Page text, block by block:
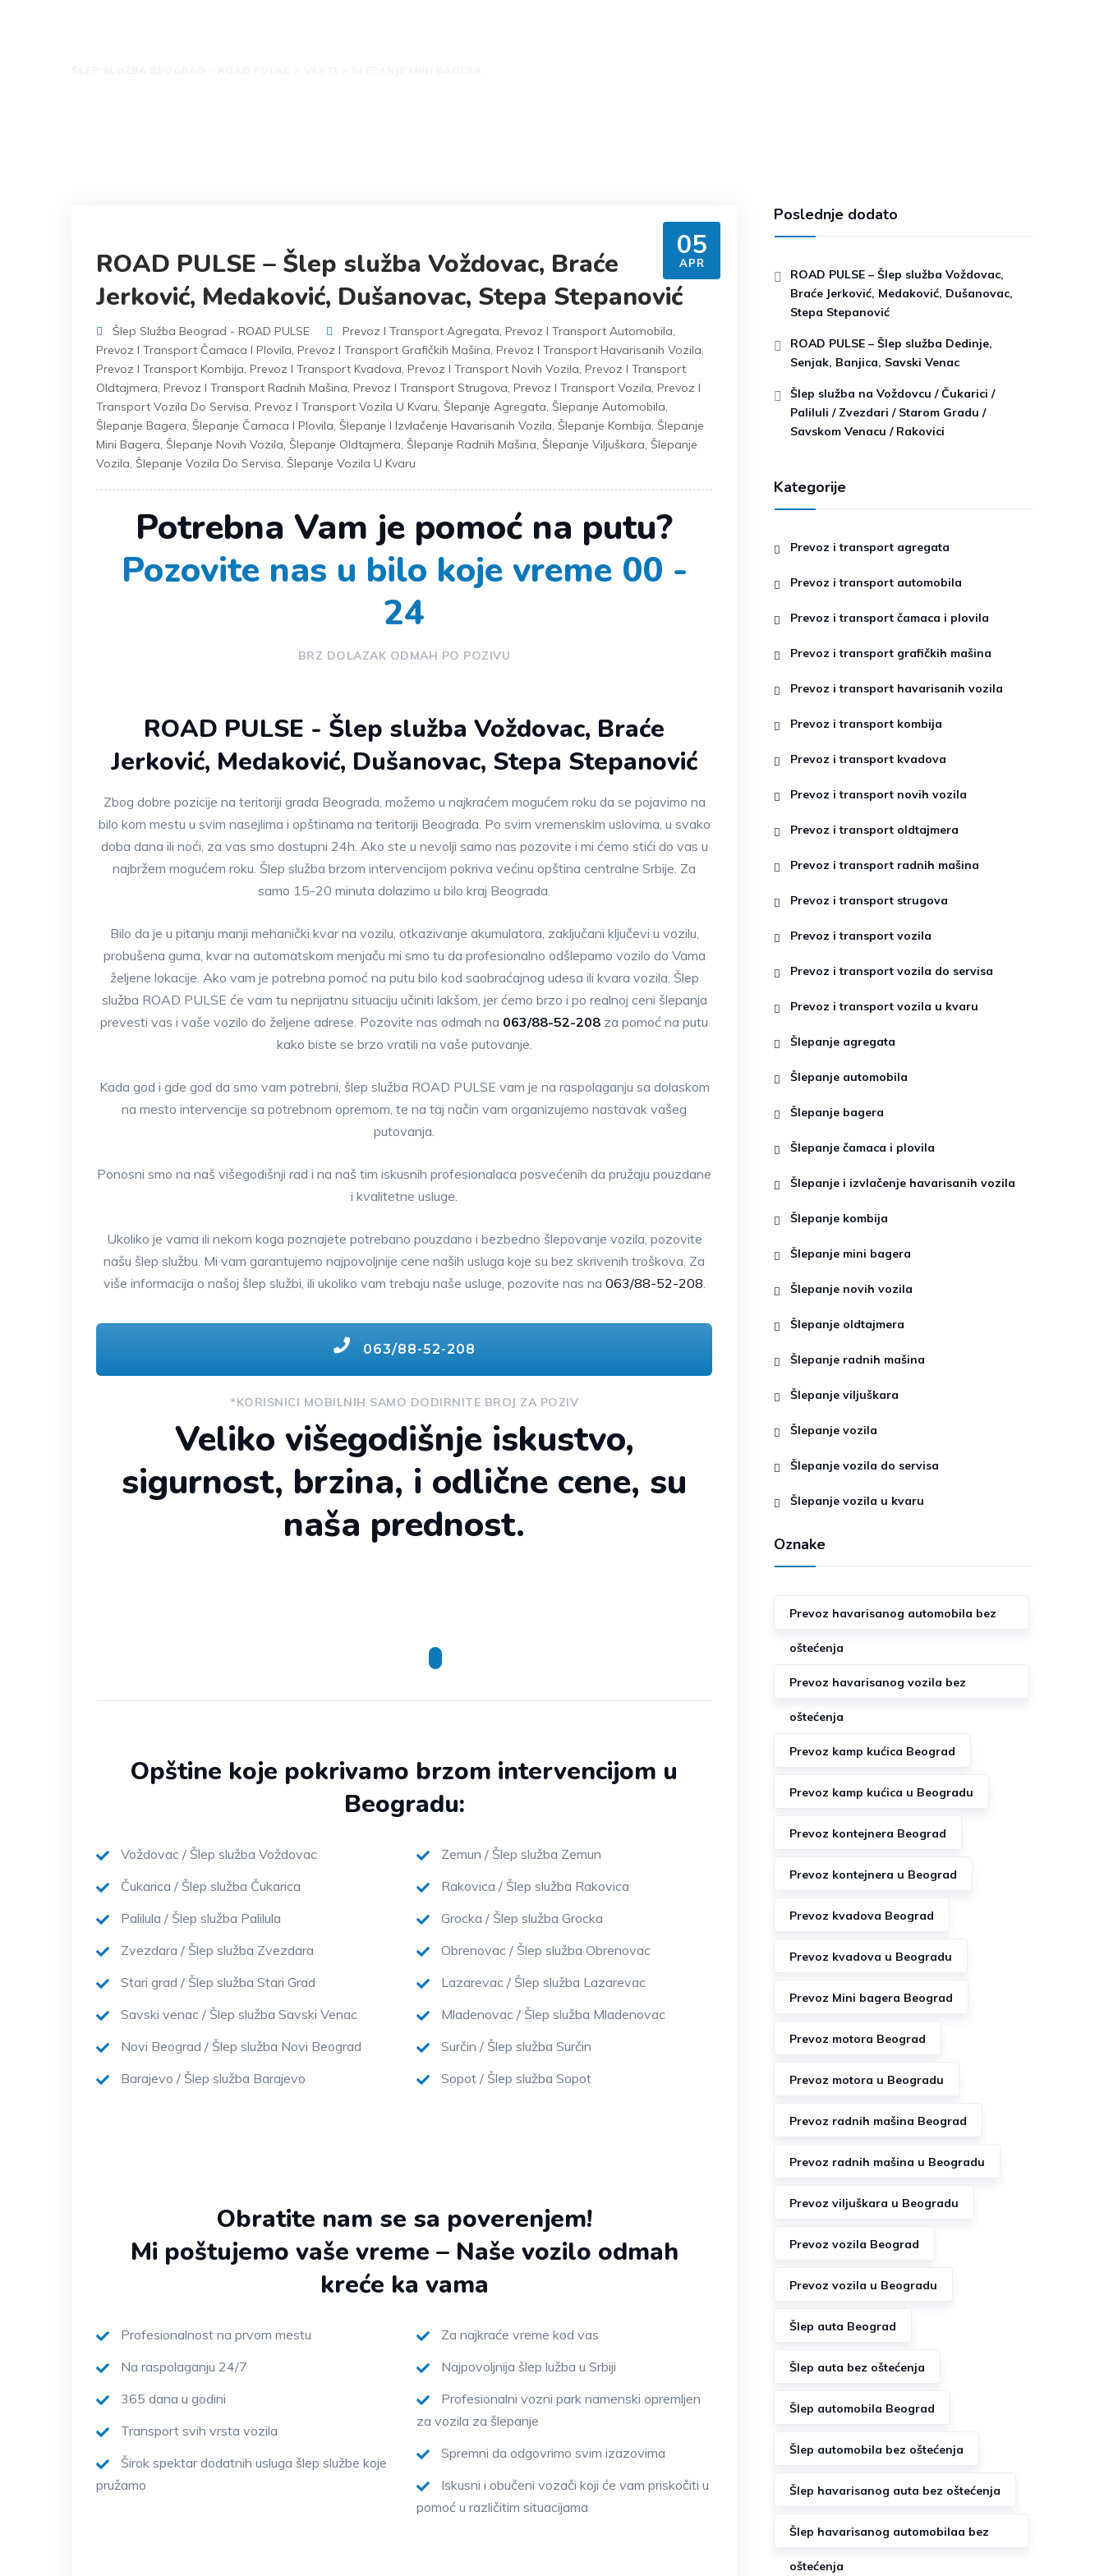
05
APR
ROAD PULSE – Šlep služba Voždovac, Braće
Jerković, Medaković, Dušanovac, Stepa Stepanović
Šlep Služba Beograd - ROAD PULSE Prevoz I Transport Agregata, Prevoz I Transport Automobila,
Prevoz I Transport Čamaca I Plovila, Prevoz I Transport Grafičkih Mašina, Prevoz I Transport Havarisanih Vozila,
Prevoz I Transport Kombija, Prevoz I Transport Kvadova, Prevoz I Transport Novih Vozila, Prevoz I Transport
Oldtajmera, Prevoz I Transport Radnih Mašina, Prevoz I Transport Strugova, Prevoz I Transport Vozila, Prevoz I
Transport Vozila Do Servisa, Prevoz I Transport Vozila U Kvaru, Šlepanje Agregata, Šlepanje Automobila,
Šlepanje Bagera, Šlepanje Čamaca I Plovila, Šlepanje I Izvlačenje Havarisanih Vozila, Šlepanje Kombija, Šlepanje
Mini Bagera, Šlepanje Novih Vozila, Šlepanje Oldtajmera, Šlepanje Radnih Mašina, Šlepanje Viljuškara, Šlepanje
Vozila, Šlepanje Vozila Do Servisa, Šlepanje Vozila U Kvaru
Potrebna Vam je pomoć na putu?
Pozovite nas u bilo koje vreme 00 -
24
BRZ DOLAZAK ODMAH PO POZIVU
ROAD PULSE - Šlep služba Voždovac, Braće
Jerković, Medaković, Dušanovac, Stepa Stepanović
Zbog dobre pozicije na teritoriji grada Beograda, možemo u najkraćem mogućem roku da se pojavimo na
bilo kom mestu u svim nasejlima i opštinama na teritoriji Beograda. Po svim vremenskim uslovima, u svako
doba dana ili noći, za vas smo dostupni 24h. Ako ste u nevolji samo nas pozovite i mi ćemo stići do vas u
najbržem mogućem roku. Šlep služba brzom intervencijom pokriva većinu opština centralne Srbije. Za
samo 15-20 minuta dolazimo u bilo kraj Beograda.
Bilo da je u pitanju manji mehanički kvar na vozilu, otkazivanje akumulatora, zaključani ključevi u vozilu,
probušena guma, kvar na automatskom menjaču mi smo tu da profesionalno odšlepamo vozilo do Vama
željene lokacije. Ako vam je potrebna pomoć na putu bilo kod saobraćajnog udesa ili kvara vozila. Šlep
služba ROAD PULSE će vam tu neprijatnu situaciju učiniti lakšom, jer ćemo brzo i po realnoj ceni šlepanja
prevesti vas i vaše vozilo do željene adrese. Pozovite nas odmah na 063/88-52-208 za pomoć na putu
kako biste se brzo vratili na vaše putovanje.
Kada god i gde god da smo vam potrebni, šlep služba ROAD PULSE vam je na raspolaganju sa dolaskom
na mesto intervencije sa potrebnom opremom, te na taj način vam organizujemo nastavak vašeg
putovanja.
Ponosni smo na naš višegodišnji rad i na naš tim iskusnih profesionalaca posvećenih da pružaju pouzdane
i kvalitetne usluge.
Ukoliko je vama ili nekom koga poznajete potrebano pouzdano i bezbedno šlepovanje vozila, pozovite
našu šlep službu. Mi vam garantujemo najpovoljnije cene naših usluga koje su bez skrivenih troškova. Za
više informacija o našoj šlep službi, ili ukoliko vam trebaju naše usluge, pozovite nas na 063/88-52-208.
063/88-52-208
*KORISNICI MOBILNIH SAMO DODIRNITE BROJ ZA POZIV
Veliko višegodišnje iskustvo,
sigurnost, brzina, i odlične cene, su
naša prednost.
Opštine koje pokrivamo brzom intervencijom u
Beogradu:
Voždovac / Šlep služba Voždovac
Čukarica / Šlep služba Čukarica
Palilula / Šlep služba Palilula
Zvezdara / Šlep služba Zvezdara
Stari grad / Šlep služba Stari Grad
Savski venac / Šlep služba Savski Venac
Novi Beograd / Šlep služba Novi Beograd
Barajevo / Šlep služba Barajevo
Zemun / Šlep služba Zemun
Rakovica / Šlep služba Rakovica
Grocka / Šlep služba Grocka
Obrenovac / Šlep služba Obrenovac
Lazarevac / Šlep služba Lazarevac
Mladenovac / Šlep služba Mladenovac
Surčin / Šlep služba Surčin
Sopot / Šlep služba Sopot
Obratite nam se sa poverenjem!
Mi poštujemo vaše vreme – Naše vozilo odmah
kreće ka vama
Profesionalnost na prvom mestu
Na raspolaganju 24/7
365 dana u godini
Transport svih vrsta vozila
Širok spektar dodatnih usluga šlep službe koje
pružamo
Za najkraće vreme kod vas
Najpovoljnija šlep lužba u Srbiji
Profesionalni vozni park namenski opremljen
za vozila za šlepanje
Spremni da odgovrimo svim izazovima
Iskusni i obučeni vozači koji će vam priskočiti u
pomoć u različitim situacijama
Poslednje dodato
ROAD PULSE – Šlep služba Voždovac,
Braće Jerković, Medaković, Dušanovac,
Stepa Stepanović
ROAD PULSE – Šlep služba Dedinje,
Senjak, Banjica, Savski Venac
Šlep služba na Voždovcu / Čukarici /
Paliluli / Zvezdari / Starom Gradu /
Savskom Venacu / Rakovici
Kategorije
Prevoz i transport agregata
Prevoz i transport automobila
Prevoz i transport čamaca i plovila
Prevoz i transport grafičkih mašina
Prevoz i transport havarisanih vozila
Prevoz i transport kombija
Prevoz i transport kvadova
Prevoz i transport novih vozila
Prevoz i transport oldtajmera
Prevoz i transport radnih mašina
Prevoz i transport strugova
Prevoz i transport vozila
Prevoz i transport vozila do servisa
Prevoz i transport vozila u kvaru
Šlepanje agregata
Šlepanje automobila
Šlepanje bagera
Šlepanje čamaca i plovila
Šlepanje i izvlačenje havarisanih vozila
Šlepanje kombija
Šlepanje mini bagera
Šlepanje novih vozila
Šlepanje oldtajmera
Šlepanje radnih mašina
Šlepanje viljuškara
Šlepanje vozila
Šlepanje vozila do servisa
Šlepanje vozila u kvaru
Oznake
Prevoz havarisanog automobila bez
oštećenja
Prevoz havarisanog vozila bez
oštećenja
Prevoz kamp kućica Beograd
Prevoz kamp kućica u Beogradu
Prevoz kontejnera Beograd
Prevoz kontejnera u Beograd
Prevoz kvadova Beograd
Prevoz kvadova u Beogradu
Prevoz Mini bagera Beograd
Prevoz motora Beograd
Prevoz motora u Beogradu
Prevoz radnih mašina Beograd
Prevoz radnih mašina u Beogradu
Prevoz viljuškara u Beogradu
Prevoz vozila Beograd
Prevoz vozila u Beogradu
Šlep auta Beograd
Šlep auta bez oštećenja
Šlep automobila Beograd
Šlep automobila bez oštećenja
Šlep havarisanog auta bez oštećenja
Šlep havarisanog automobilaa bez
oštećenja